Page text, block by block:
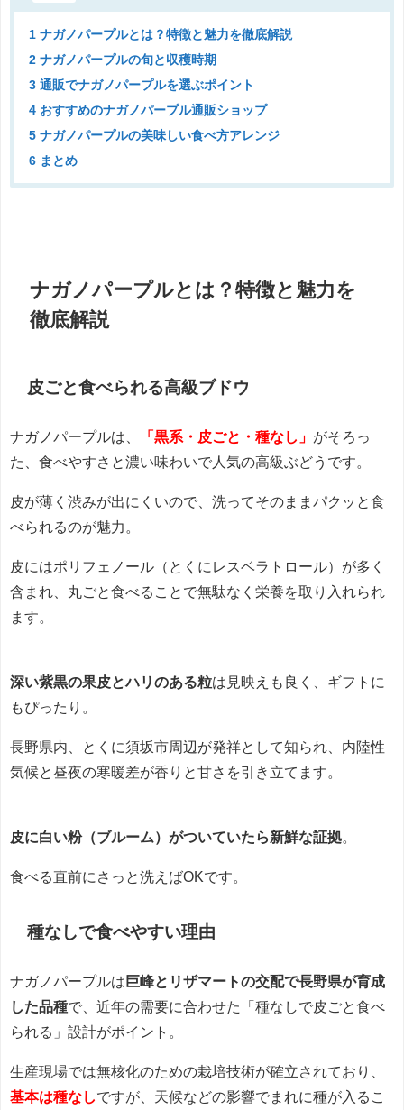
1 ナガノパープルとは？特徴と魅力を徹底解説
2 ナガノパープルの旬と収穫時期
3 通販でナガノパープルを選ぶポイント
4 おすすめのナガノパープル通販ショップ
5 ナガノパープルの美味しい食べ方アレンジ
6 まとめ
ナガノパープルとは？特徴と魅力を
徹底解説
皮ごと食べられる高級ブドウ
ナガノパープルは、 「黒系・皮ごと・種なし」 がそろっ
た、食べやすさと濃い味わいで人気の高級ぶどうです。
皮が薄く渋みが出にくいので、洗ってそのままパクッと食
べられるのが魅力。
皮にはポリフェノール（とくにレスベラトロール）が多く
含まれ、丸ごと食べることで無駄なく栄養を取り入れられ
ます。
深い紫黒の果皮とハリのある粒は見映えも良く、ギフトに
もぴったり。
長野県内、とくに須坂市周辺が発祥として知られ、内陸性
気候と昼夜の寒暖差が香りと甘さを引き立てます。
皮に白い粉（ブルーム）がついていたら新鮮な証拠
食べる直前にさっと洗えばOKです。
種なしで食べやすい理由
ナガノパープルは 巨峰とリザマートの交配で長野県が育成
した品種で、近年の需要に合わせた「種なしで皮ごと食べ
られる」設計がポイント。
生産現場では無核化のための栽培技術が確立されており、
基本は種なしですが、天候などの影響でまれに種が入るこ